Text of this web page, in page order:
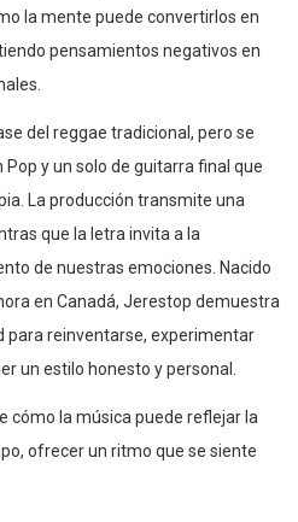
la mente puede convertirlos en
pensamientos negativos en
del reggae tradicional, pero se
y un solo de guitarra final que
La producción transmite una
que la letra invita a la
de nuestras emociones. Nacido
en Canadá, Jerestop demuestra
para reinventarse, experimentar
un estilo honesto y personal.
cómo la música puede reflejar la
ofrecer un ritmo que se siente